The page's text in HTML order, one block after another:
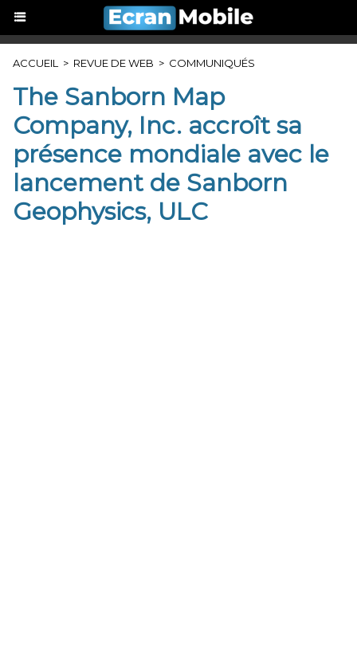
ACCUEIL > REVUE DE WEB > COMMUNIQUÉS
The Sanborn Map
Company, Inc. accroît sa
présence mondiale avec le
lancement de Sanborn
Geophysics, ULC